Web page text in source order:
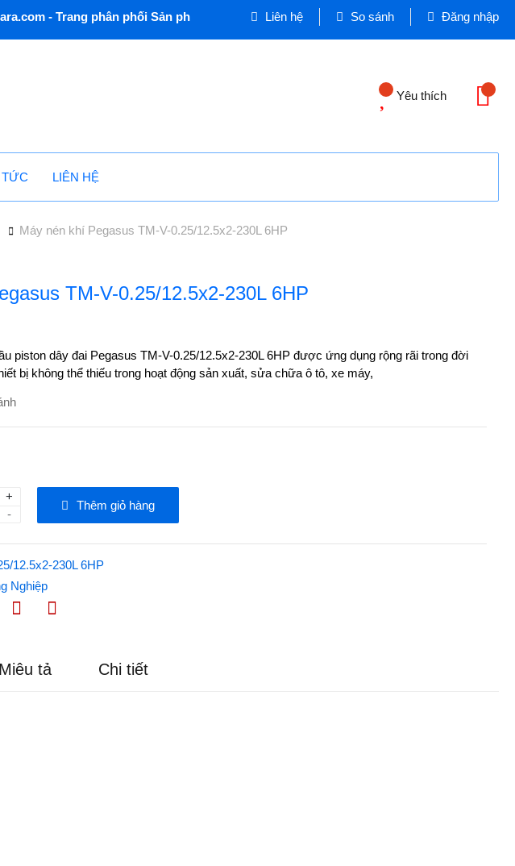
- Trang phân phối Sản phẩm, Thiết bị Dân dụng và Công nghiệp - Cơ quan chủ quản:
Liên hệ So sánh Đăng nhập
Yêu thích
LIÊN HỆ
Máy nén khí Pegasus TM-V-0.25/12.5x2-230L 6HP
TM-V-0.25/12.5x2-230L 6HP
piston dây đai Pegasus TM-V-0.25/12.5x2-230L 6HP được ứng dụng rộng rãi trong đời
bị không thể thiếu trong hoạt động sản xuất, sửa chữa ô tô, xe máy,
+
-
Thêm giỏ hàng
12.5x2-230L 6HP
Nghiệp
Miêu tả Chi tiết